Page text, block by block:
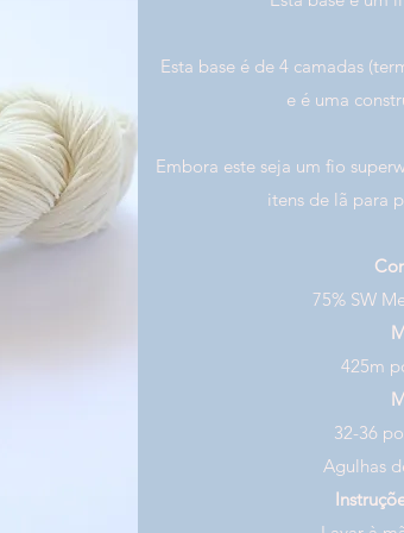
Esta base é de 4 camadas
e é uma
Embora este seja um fio
itens de lã para
75% SW
425m
32-36
Agulhas